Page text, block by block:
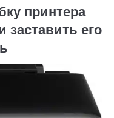
принтера
заставить его